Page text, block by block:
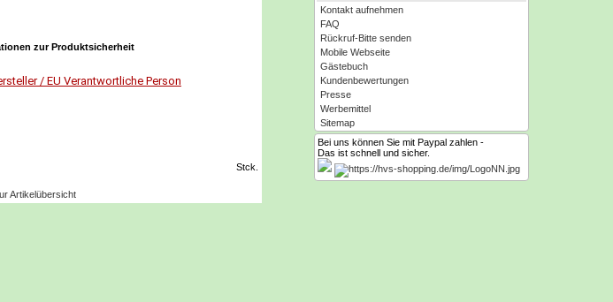
zur Produktsicherheit
/ EU Verantwortliche Person
17-37
Wuppertal
Stck.
Artikelübersicht
Kontakt aufnehmen
FAQ
Rückruf-Bitte senden
Mobile Webseite
Gästebuch
Kundenbewertungen
Presse
Werbemittel
Sitemap
Bei uns können Sie mit Paypal zahlen -
Das ist schnell und sicher.